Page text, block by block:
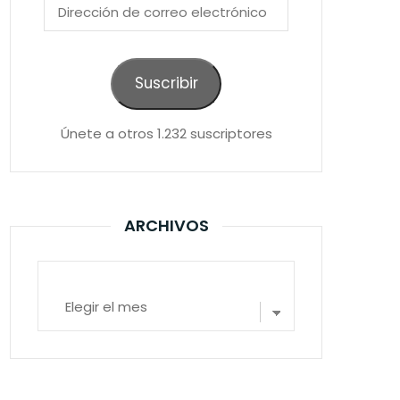
electrónico
Suscribir
Únete a otros 1.232 suscriptores
ARCHIVOS